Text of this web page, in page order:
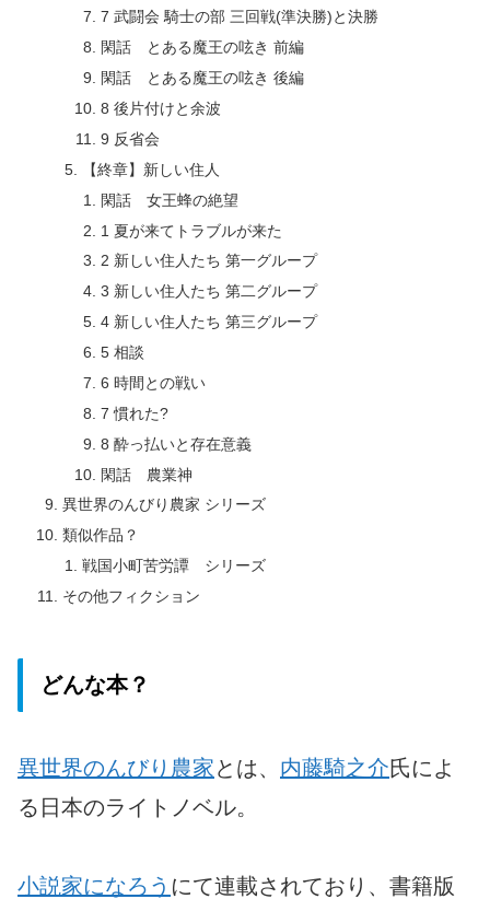
7 武闘会 騎士の部 三回戦(準決勝)と決勝
閑話 とある魔王の呟き 前編
閑話 とある魔王の呟き 後編
8 後片付けと余波
9 反省会
【終章】新しい住人
閑話 女王蜂の絶望
1 夏が来てトラブルが来た
2 新しい住人たち 第一グループ
3 新しい住人たち 第二グループ
4 新しい住人たち 第三グループ
5 相談
6 時間との戦い
7 慣れた?
8 酔っ払いと存在意義
閑話 農業神
異世界のんびり農家 シリーズ
類似作品？
戦国小町苦労譚 シリーズ
その他フィクション
どんな本？
異世界のんびり農家とは、 内藤騎之介氏によ
る日本のライトノベル。
小説家になろう にて連載されており、書籍版